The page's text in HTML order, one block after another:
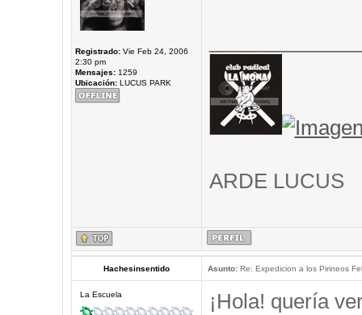
Registrado:Vie Feb 24, 2006
2:30 pm
Mensajes:1259
Ubicación:LUCUS PARK
ARDE LUCUS
Hachesinsentido Asunto:Re: Expedicion a los Pirineos
La Escuela
¡Hola! quería